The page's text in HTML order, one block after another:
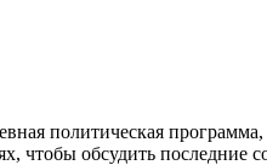
политическая
чтобы обсудить